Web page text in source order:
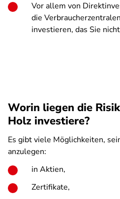
Vor allem von
die
investieren, das Sie
Worin liegen die
Holz investiere?
Es gibt viele Möglichkeiten,
anzulegen:
in Aktien,
Zertifikate,